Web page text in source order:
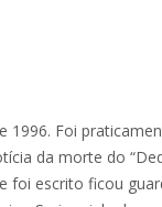
1996. Foi
da morte do
foi escrito ficou